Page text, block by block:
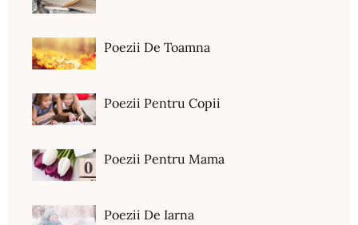
Poezii De Toamna
Poezii Pentru Copii
Poezii Pentru Mama
Poezii De Iarna